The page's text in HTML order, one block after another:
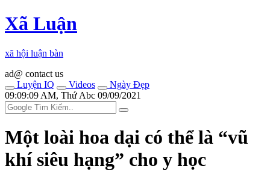
Xã Luận
xã hội luận bàn
ad@ contact us
Luyện IQ
Videos
Ngày Đẹp
09:09:09 AM, Thứ Abc 09/09/2021
Một loài hoa dại có thể là “vũ
khí siêu hạng” cho y học